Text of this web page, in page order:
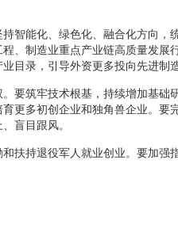
智能化、绿色化、融合化方向，
、制造业重点产业链高质量发展
目录，引导外资更多投向先进制
要筑牢技术根基，持续增加基础
更多初创企业和独角兽企业。要
盲目跟风。
扶持退役军人就业创业。要加强